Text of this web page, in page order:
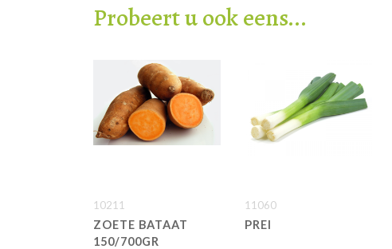
Probeert u ook eens...
10211
ZOETE BATAAT
150/700GR
11060
PREI